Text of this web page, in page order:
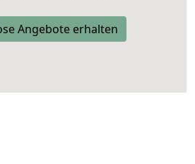
Angebote erhalten